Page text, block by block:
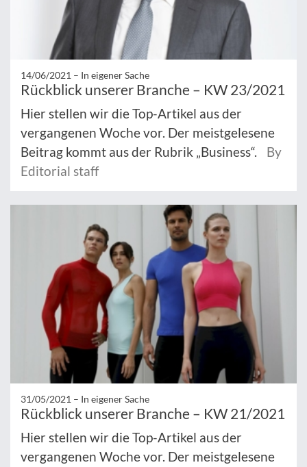
14/06/2021 – In eigener Sache
Rückblick unserer Branche – KW 23/2021
Hier stellen wir die Top-Artikel aus der
vergangenen Woche vor. Der meistgelesene
Beitrag kommt aus der Rubrik „Business“.
By
Editorial staff
31/05/2021 – In eigener Sache
Rückblick unserer Branche – KW 21/2021
Hier stellen wir die Top-Artikel aus der
vergangenen Woche vor. Der meistgelesene